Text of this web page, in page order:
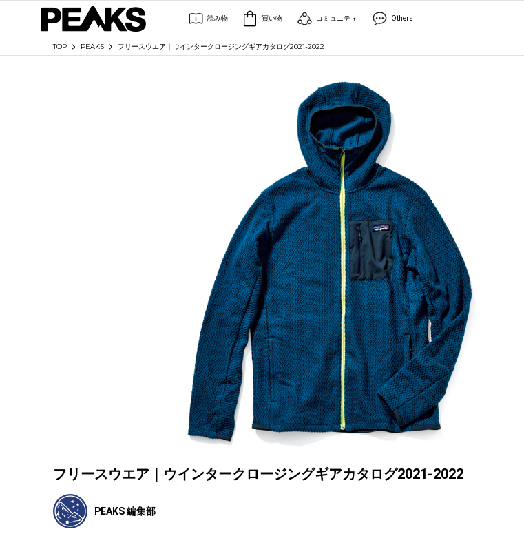
読み物 買い物 コミュニティ Others
TOP PEAKS フリースウエア｜ウインタークロージングギアカタログ2021-2022
フリースウエア｜ウインタークロージングギアカタログ2021-2022
PEAKS 編集部